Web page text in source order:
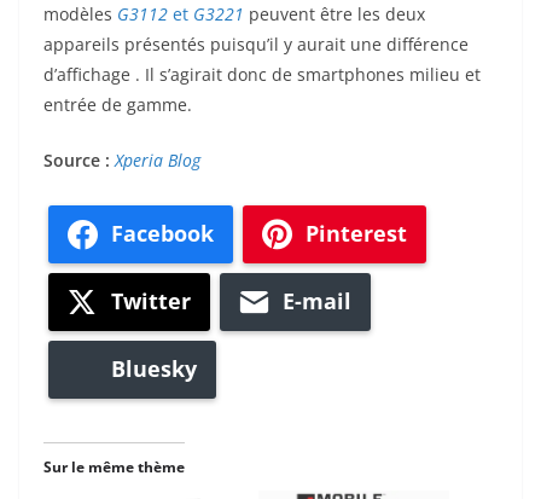
modèles G3112 et G3221 peuvent être les deux
appareils présentés puisqu’il y aurait une différence
d’affichage . Il s’agirait donc de smartphones milieu et
entrée de gamme.
Source :Xperia Blog
Facebook Pinterest
Twitter E-mail
Bluesky
Sur le même thème